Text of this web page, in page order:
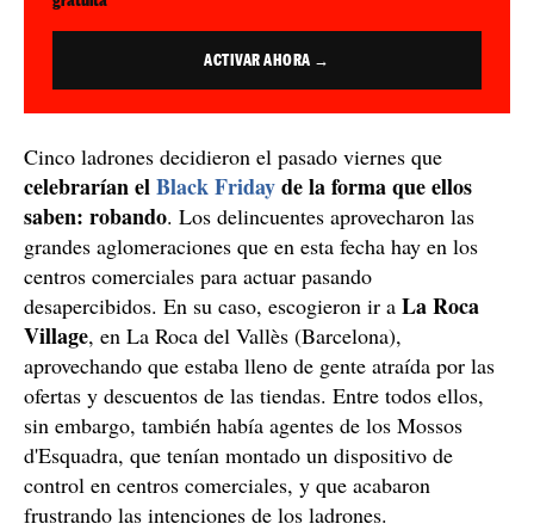
ACTIVAR AHORA →
Cinco ladrones decidieron el pasado viernes que
celebrarían elBlack Fridayde la forma que ellos
saben: robando. Los delincuentes aprovecharon las
grandes aglomeraciones que en esta fecha hay en los
centros comerciales para actuar pasando
desapercibidos. En su caso, escogieron ir a La Roca
Village, en La Roca del Vallès (Barcelona),
aprovechando que estaba lleno de gente atraída por las
ofertas y descuentos de las tiendas. Entre todos ellos,
sin embargo, también había agentes de los Mossos
d'Esquadra, que tenían montado un dispositivo de
control en centros comerciales, y que acabaron
frustrando las intenciones de los ladrones.